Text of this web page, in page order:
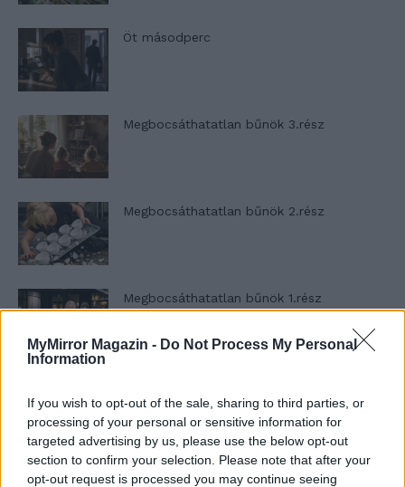
MyMirror Magazin - Do Not Process My Personal
Information
If you wish to opt-out of the sale, sharing to third parties, or
processing of your personal or sensitive information for
targeted advertising by us, please use the below opt-out
section to confirm your selection. Please note that after your
opt-out request is processed you may continue seeing
Öt másodperc
Megbocsáthatatlan bűnök 3.rész
Megbocsáthatatlan bűnök 2.rész
Megbocsáthatatlan bűnök 1.rész
jelképe
Minka 12. rész